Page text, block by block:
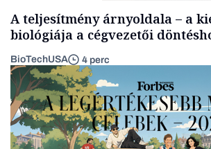
A teljesítmény árnyoldala – a
biológiája a cégvezetői
BioTechUSA 4 perc